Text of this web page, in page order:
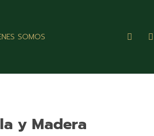
SOMOS search
y Madera